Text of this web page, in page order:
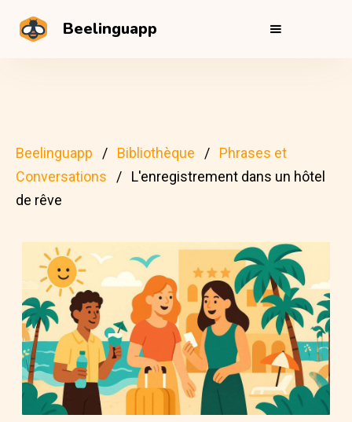
Beelinguapp
Beelinguapp Bibliothèque
Phrases et
Conversations
L'enregistrement dans un hôtel
de rêve